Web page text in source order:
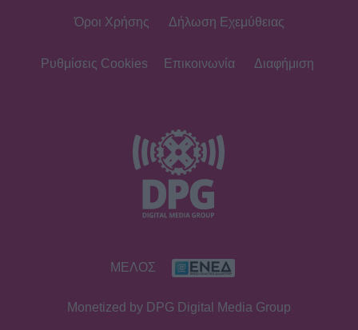
Αύγουστο: Οι εκπλήξεις των
Καινούργιου - Κουτσουμπής: Ο
έρωτας, ο γάμος και το πρώτο
καλοκαίρι με την Ξένια στη Μύκονο
απόλυτη ανατροπή με το «The Quiz
With Balls» στον ΣΚΑΪ
Όροι Χρήσης Δήλωση Εχεμύθειας
Ρυθμίσεις Cookies Επικοινωνία Διαφήμιση
ΜΕΛΟΣ
Monetized by DPG Digital Media Group